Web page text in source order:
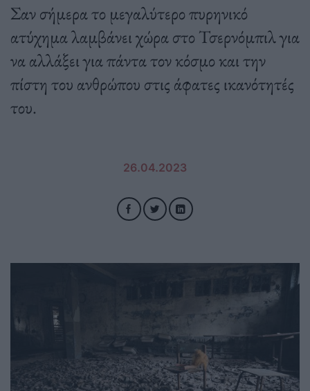
Σαν σήμερα το μεγαλύτερο πυρηνικό
ατύχημα λαμβάνει χώρα στο Τσερνόμπιλ για
να αλλάξει για πάντα τον κόσμο και την
πίστη του ανθρώπου στις άφατες ικανότητές
του.
26.04.2023